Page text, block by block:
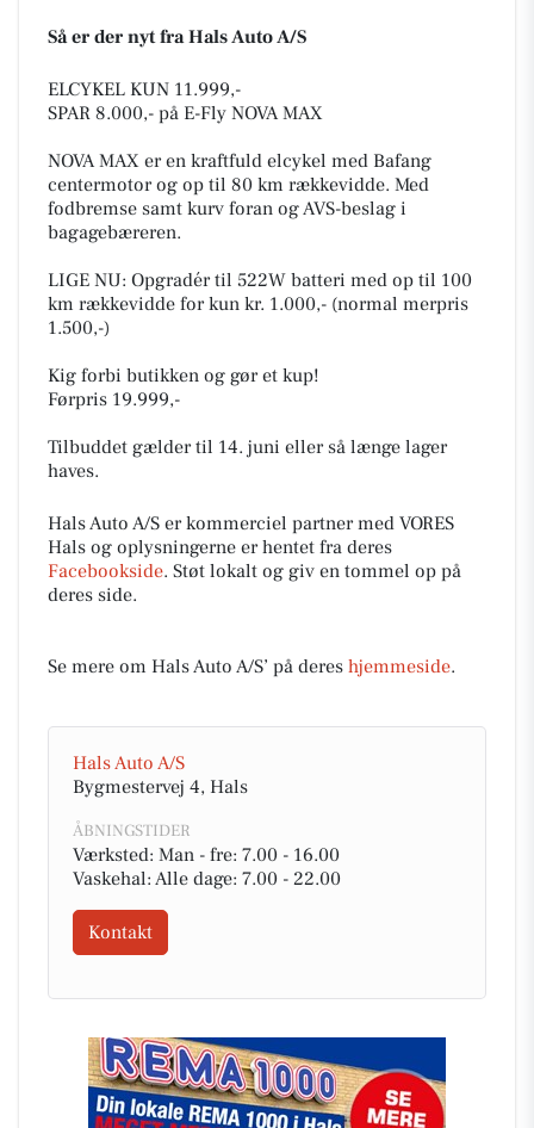
Så er der nyt fra Hals Auto A/S
ELCYKEL KUN 11.999,-
SPAR 8.000,- på E-Fly NOVA MAX
NOVA MAX er en kraftfuld elcykel med Bafang
centermotor og op til 80 km rækkevidde. Med
fodbremse samt kurv foran og AVS-beslag i
bagagebæreren.
LIGE NU: Opgradér til 522W batteri med op til 100
km rækkevidde for kun kr. 1.000,- (normal merpris
1.500,-)
Kig forbi butikken og gør et kup!
Førpris 19.999,-
Tilbuddet gælder til 14. juni eller så længe lager
haves.
Hals Auto A/S er kommerciel partner med VORES
Hals og oplysningerne er hentet fra deres
Facebookside. Støt lokalt og giv en tommel op på
deres side.
Se mere om Hals Auto A/S’ på deres hjemmeside.
Hals Auto A/S
Bygmestervej 4, Hals
ÅBNINGSTIDER
Værksted: Man - fre: 7.00 - 16.00
Vaskehal: Alle dage: 7.00 - 22.00
Kontakt